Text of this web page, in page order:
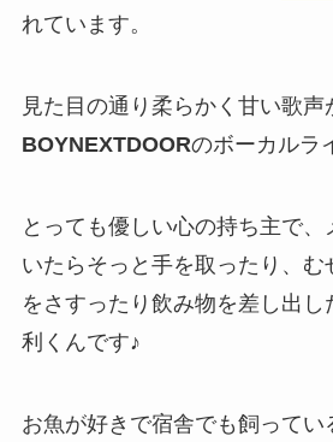
れています。
見た目の通り柔らかく甘い歌声
BOYNEXTDOORのボーカルラ
とっても優しい心の持ち主で、
いたらそっと手を取ったり、む
をさすったり飲み物を差し出
利くんです♪
お魚が好きで宿舎でも飼ってい